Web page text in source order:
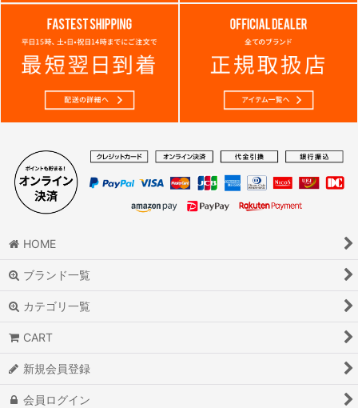
HOME
ブランド一覧
カテゴリ一覧
CART
新規会員登録
会員ログイン